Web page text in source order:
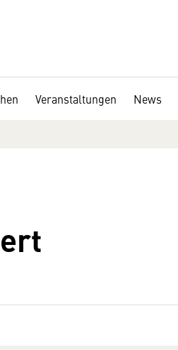
Veranstaltungen News